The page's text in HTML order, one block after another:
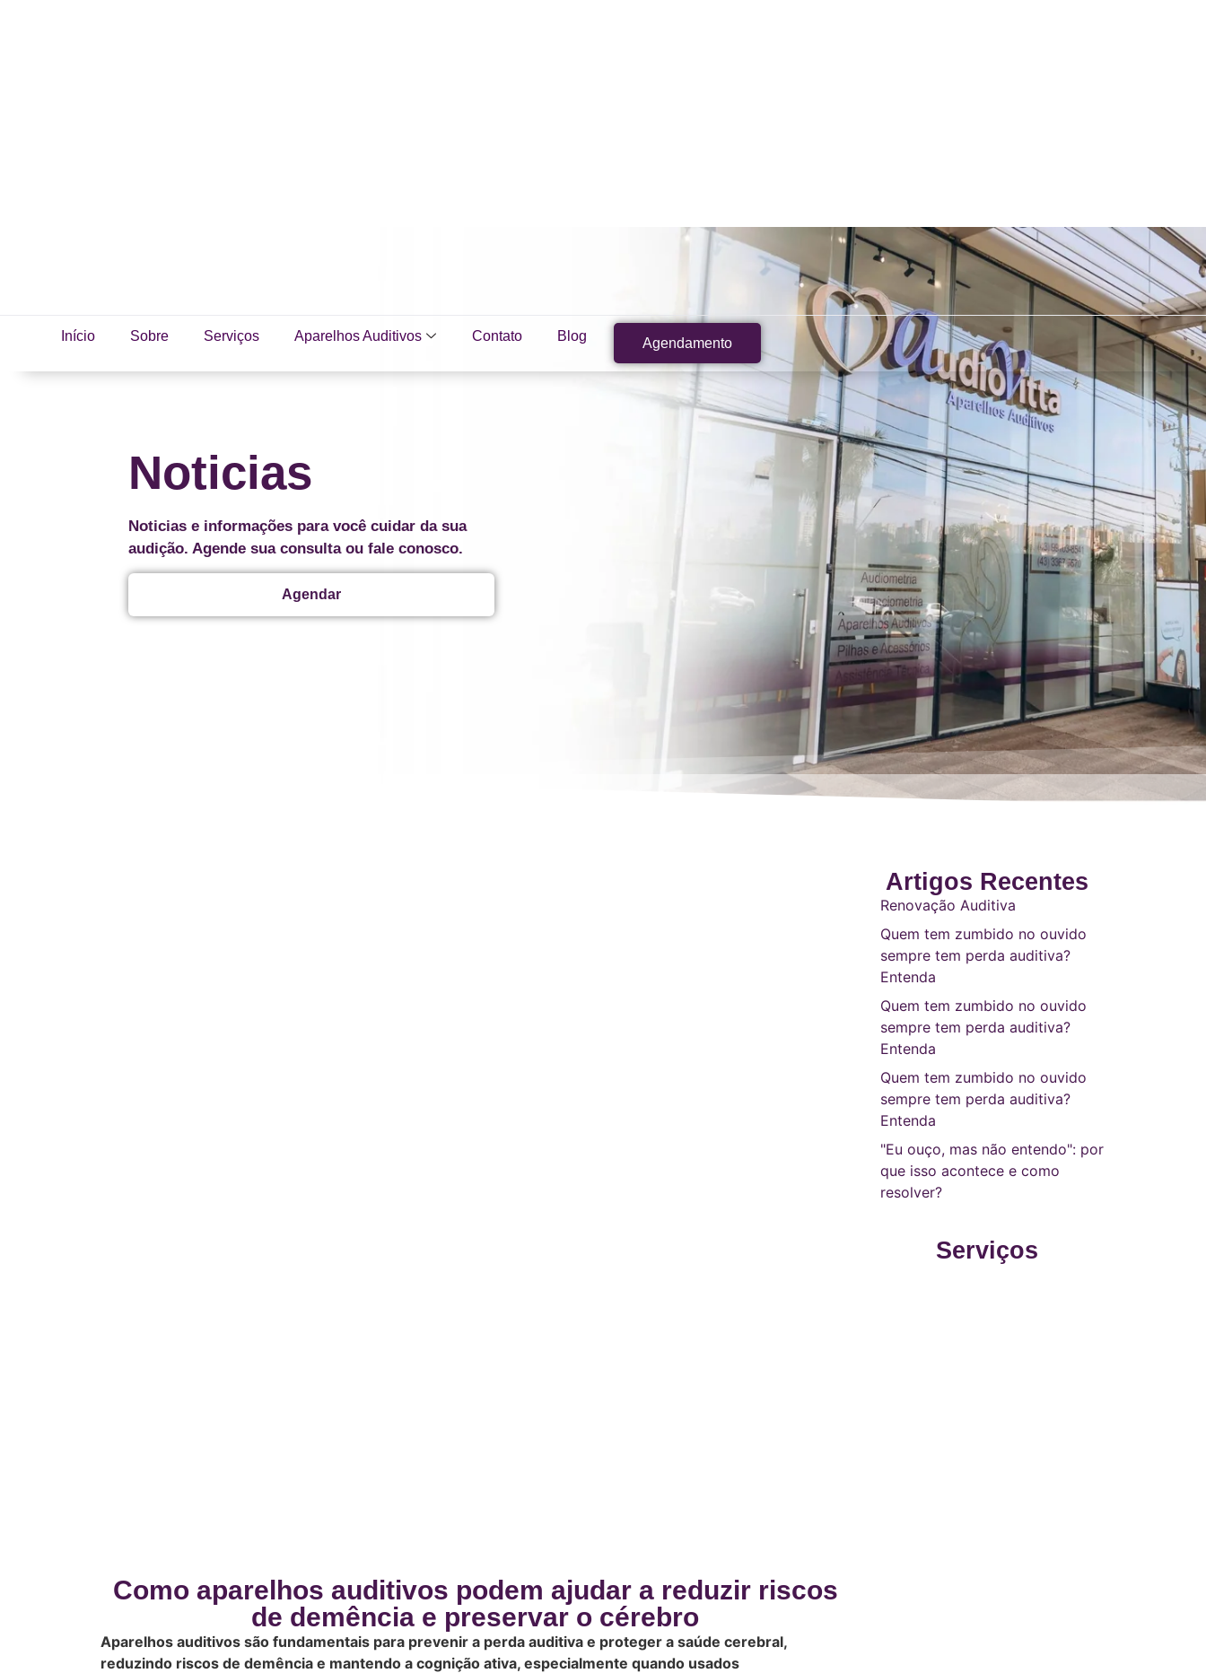
Início Sobre Serviços Aparelhos Auditivos Contato Blog Agendamento
Noticias
Noticias e informações para você cuidar da sua
audição. Agende sua consulta ou fale conosco.
Agendar
Como aparelhos auditivos podem ajudar a reduzir riscos
de demência e preservar o cérebro
Aparelhos auditivos são fundamentais para prevenir a perda auditiva e proteger a saúde cerebral,
reduzindo riscos de demência e mantendo a cognição ativa, especialmente quando usados
Artigos Recentes
Renovação Auditiva
Quem tem zumbido no ouvido
sempre tem perda auditiva?
Entenda
Quem tem zumbido no ouvido
sempre tem perda auditiva?
Entenda
Quem tem zumbido no ouvido
sempre tem perda auditiva?
Entenda
"Eu ouço, mas não entendo": por
que isso acontece e como
resolver?
Serviços